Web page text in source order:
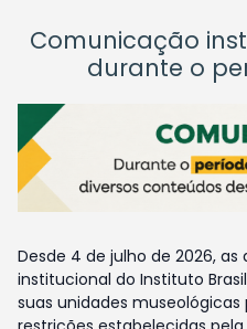
Comunicação
durante o
Desde 4 de julho de 2026,
institucional do Instituto
suas unidades